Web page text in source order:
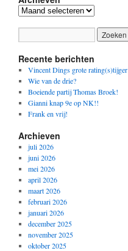
Archieven
Recente berichten
Vincent Dings grote rating(s)tijger
Wie van de drie?
Boeiende partij Thomas Broek!
Gianni knap 9e op NK!!
Frank en vrij!
Archieven
juli 2026
juni 2026
mei 2026
april 2026
maart 2026
februari 2026
januari 2026
december 2025
november 2025
oktober 2025